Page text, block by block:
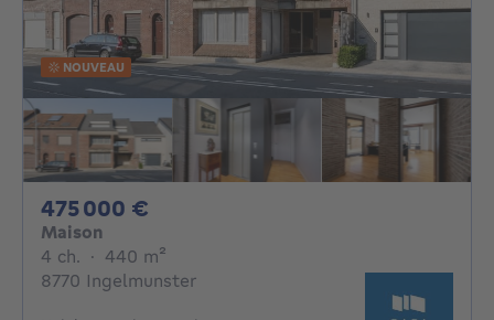
NOUVEAU
475 000 €
Maison
4 ch. 4 chambres
· 440 m²
8770 Ingelmunster